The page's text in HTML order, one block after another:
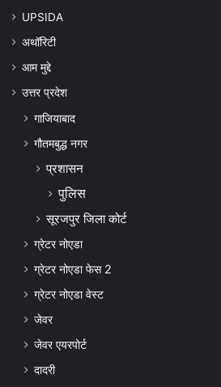
UPSIDA
अथॉरिटी
आम मुद्दे
उत्तर प्रदेश
गाजियाबाद
गौतमबुद्ध नगर
प्रशासन
पुलिस
सूरजपुर जिला कोर्ट
ग्रेटर नोएडा
ग्रेटर नोएडा फेस 2
ग्रेटर नोएडा वेस्ट
जेवर
जेवर एयरपोर्ट
दादरी